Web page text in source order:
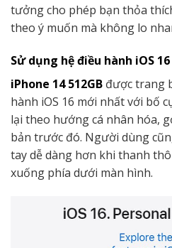
tưởng cho phép bạn thỏa
theo ý muốn mà không lo
Sử dụng hệ điều hành iOS
iPhone 14 512GB được trang
hành iOS 16 mới nhất với bố
lại theo hướng cá nhân hóa,
bản trước đó. Người dùng
tay dễ dàng hơn khi thanh
xuống phía dưới màn hình.